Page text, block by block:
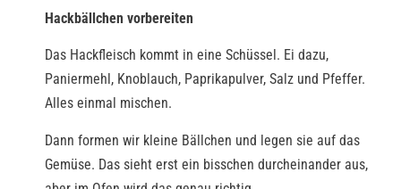
Hackbällchen vorbereiten
Das Hackfleisch kommt in eine Schüssel. Ei dazu,
Paniermehl, Knoblauch, Paprikapulver, Salz und Pfeffer.
Alles einmal mischen.
Dann formen wir kleine Bällchen und legen sie auf das
Gemüse. Das sieht erst ein bisschen durcheinander aus,